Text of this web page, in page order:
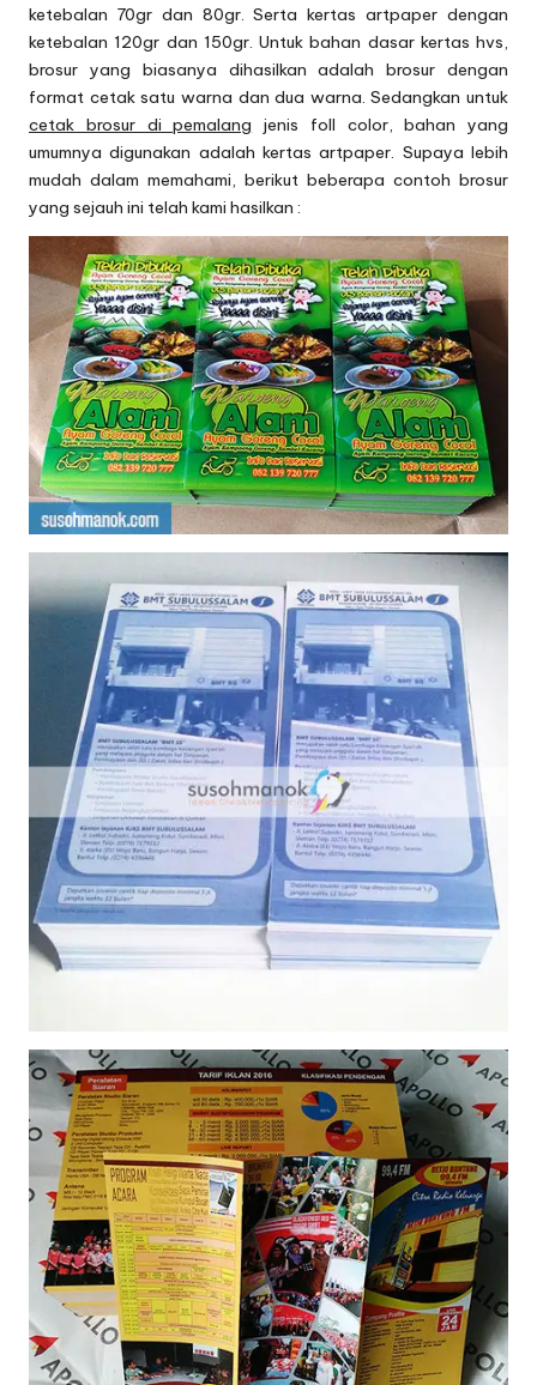
ketebalan 70gr dan 80gr. Serta kertas artpaper dengan
ketebalan 120gr dan 150gr. Untuk bahan dasar kertas hvs,
brosur yang biasanya dihasilkan adalah brosur dengan
format cetak satu warna dan dua warna. Sedangkan untuk
cetak brosur di pemalang jenis foll color, bahan yang
umumnya digunakan adalah kertas artpaper. Supaya lebih
mudah dalam memahami, berikut beberapa contoh brosur
yang sejauh ini telah kami hasilkan :